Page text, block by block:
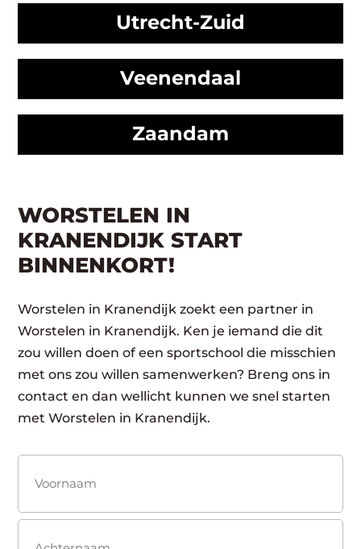
Utrecht-Zuid
Veenendaal
Zaandam
WORSTELEN IN
KRANENDIJK START
BINNENKORT!
Worstelen in Kranendijk zoekt een partner in
Worstelen in Kranendijk. Ken je iemand die dit
zou willen doen of een sportschool die misschien
met ons zou willen samenwerken? Breng ons in
contact en dan wellicht kunnen we snel starten
met Worstelen in Kranendijk.
(Vereist)
Voornaam